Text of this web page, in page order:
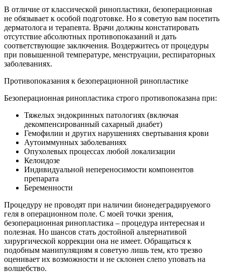
В отличие от классической ринопластики, безоперационная
не обязывает к особой подготовке. Но я советую вам посетить
дерматолога и терапевта. Врачи должны констатировать
отсутствие абсолютных противопоказаний и дать
соответствующие заключения. Воздержитесь от процедуры
при повышенной температуре, менструации, респираторных
заболеваниях.
Противопоказания к безоперационной ринопластике
Безоперационная ринопластика строго противопоказана при:
Тяжелых эндокринных патологиях (включая
декомпенсированный сахарный диабет)
Гемофилии и других нарушениях свертывания крови
Аутоиммунных заболеваниях
Опухолевых процессах любой локализации
Келоидозе
Индивидуальной непереносимости компонентов
препарата
Беременности
Процедуру не проводят при наличии бионедеградируемого
геля в операционном поле. С моей точки зрения,
безоперационная ринопластика – процедура интересная и
полезная. Но шансов стать достойной альтернативой
хирургической коррекции она не имеет. Обращаться к
подобным манипуляциям я советую лишь тем, кто трезво
оценивает их возможности и не склонен слепо уповать на
волшебство.